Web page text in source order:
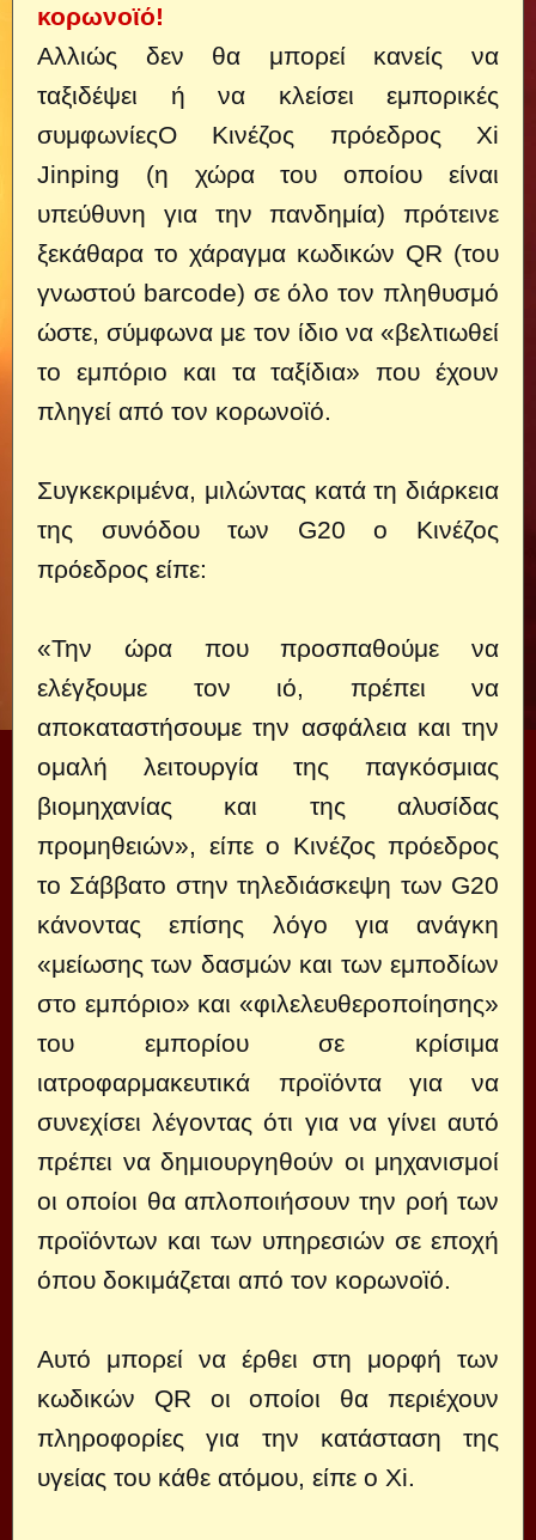
κορωνοϊό!
Αλλιώς δεν θα μπορεί κανείς να
ταξιδέψει ή να κλείσει εμπορικές
συμφωνίεςΟ Κινέζος πρόεδρος Xi
Jinping (η χώρα του οποίου είναι
υπεύθυνη για την πανδημία) πρότεινε
ξεκάθαρα το χάραγμα κωδικών QR (του
γνωστού barcode) σε όλο τον πληθυσμό
ώστε, σύμφωνα με τον ίδιο να «βελτιωθεί
το εμπόριο και τα ταξίδια» που έχουν
πληγεί από τον κορωνοϊό.
Συγκεκριμένα, μιλώντας κατά τη διάρκεια
της συνόδου των G20 ο Κινέζος
πρόεδρος είπε:
«Την ώρα που προσπαθούμε να
ελέγξουμε τον ιό, πρέπει να
αποκαταστήσουμε την ασφάλεια και την
ομαλή λειτουργία της παγκόσμιας
βιομηχανίας και της αλυσίδας
προμηθειών», είπε ο Κινέζος πρόεδρος
το Σάββατο στην τηλεδιάσκεψη των G20
κάνοντας επίσης λόγο για ανάγκη
«μείωσης των δασμών και των εμποδίων
στο εμπόριο» και «φιλελευθεροποίησης»
του εμπορίου σε κρίσιμα
ιατροφαρμακευτικά προϊόντα για να
συνεχίσει λέγοντας ότι για να γίνει αυτό
πρέπει να δημιουργηθούν οι μηχανισμοί
οι οποίοι θα απλοποιήσουν την ροή των
προϊόντων και των υπηρεσιών σε εποχή
όπου δοκιμάζεται από τον κορωνοϊό.
Αυτό μπορεί να έρθει στη μορφή των
κωδικών QR οι οποίοι θα περιέχουν
πληροφορίες για την κατάσταση της
υγείας του κάθε ατόμου, είπε ο Xi.